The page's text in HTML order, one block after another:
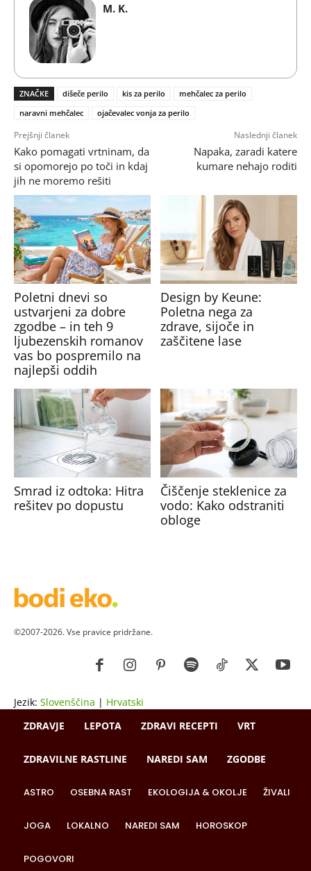
M. K.
ZNAČKE dišeče perilo kis za perilo
mehčalec za perilo
naravni mehčalec
ojačevalec vonja za perilo
Prejšnji članek
Kako pomagati vrtninam, da
si opomorejo po toči in kdaj
jih ne moremo rešiti
Naslednji članek
Napaka, zaradi katere
kumare nehajo roditi
Poletni dnevi so
ustvarjeni za dobre
zgodbe – in teh 9
ljubezenskih romanov
vas bo pospremilo na
najlepši oddih
Design by Keune:
Poletna nega za
zdrave, sijoče in
zaščitene lase
Smrad iz odtoka: Hitra
rešitev po dopustu
Čiščenje steklenice za
vodo: Kako odstraniti
obloge
©2007-2026. Vse pravice pridržane.
Jezik: Slovenščina | Hrvatski
ZDRAVJE
LEPOTA ZDRAVI RECEPTI VRT
ZDRAVILNE RASTLINE NAREDI SAM ZGODBE
ASTRO OSEBNA RAST EKOLOGIJA & OKOLJE ŽIVALI
JOGA LOKALNO NAREDI SAM HOROSKOP
POGOVORI